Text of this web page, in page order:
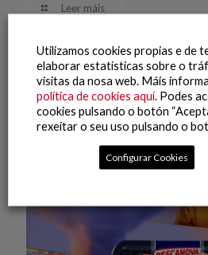
Leer máis
Utilizamos cookies propias e de
elaborar estatísticas sobre o
visitas da nosa web. Máis
política de cookies aquí. Podes
cookies pulsando o botón
rexeitar o seu uso pulsando o
Configurar Cookies